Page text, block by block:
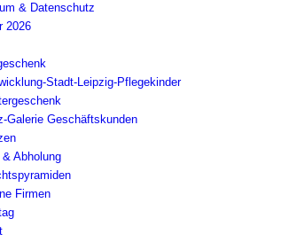
& Datenschutz
2026
Stadt-Leipzig-Pflegekinder
Galerie Geschäftskunden
Abholung
Firmen